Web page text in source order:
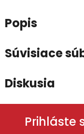
Popis
Súvisiace
Diskusia
Prihláste